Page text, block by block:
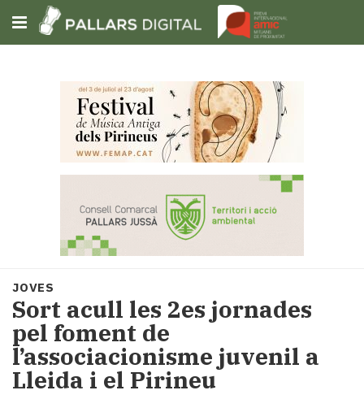
Subscriu-t'hi
Portada
Societat
Política
i
municipis
Economia
i
JOVES
Sort acull les 2es jornades
pel foment de
l’associacionisme juvenil a
Lleida i el Pirineu